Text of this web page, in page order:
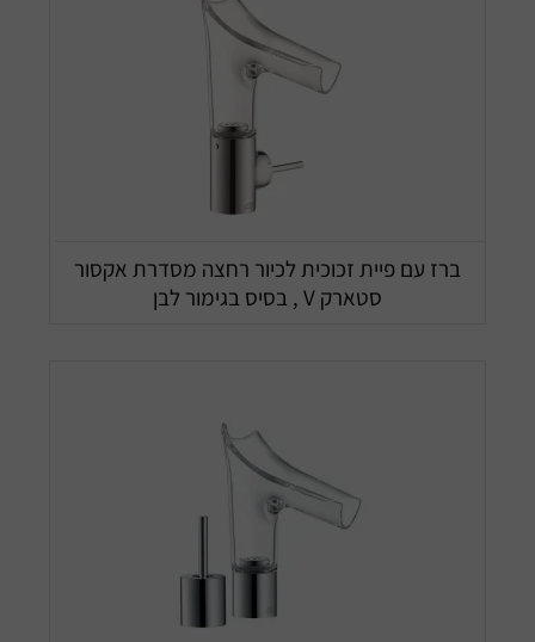
ברז עם פיית זכוכית לכיור רחצה מסדרת אקסור
סטארק V , בסיס בגימור לבן